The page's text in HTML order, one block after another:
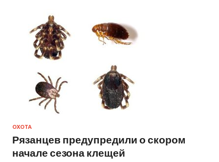
ОХОТА
Рязанцев предупредили о скором
начале сезона клещей